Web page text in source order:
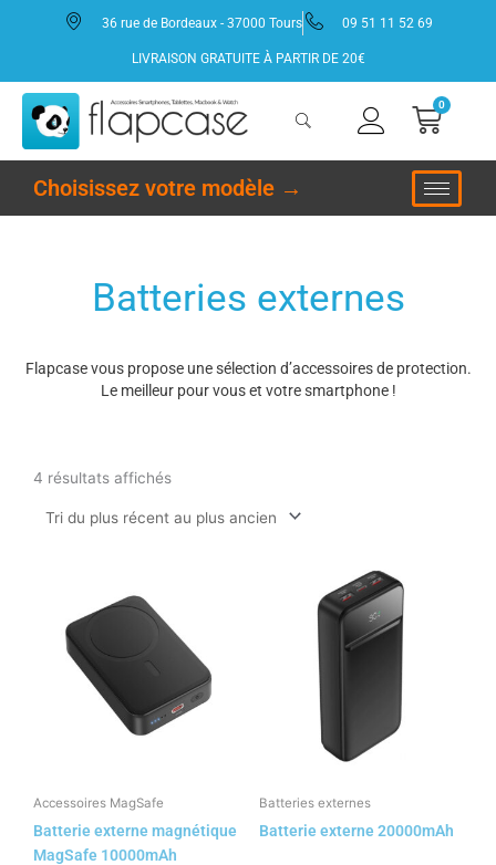
36 rue de Bordeaux - 37000 Tours 09 51 11 52 69
LIVRAISON GRATUITE À PARTIR DE 20€
0
Choisissez votre modèle →
Batteries externes
Flapcase vous propose une sélection d’accessoires de protection.
Le meilleur pour vous et votre smartphone !
4 résultats affichésrécent
plus
ancien
Accessoires MagSafe
Batterie externe magnétique
MagSafe 10000mAh
Batteries externes
Batterie externe 20000mAh